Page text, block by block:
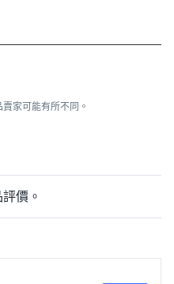
家可能有所不同。
價。